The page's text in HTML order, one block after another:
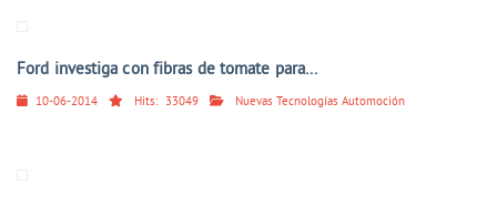
Ford investiga con fibras de tomate para...
10-06-2014 Hits: 33049 Nuevas Tecnologías Automoción